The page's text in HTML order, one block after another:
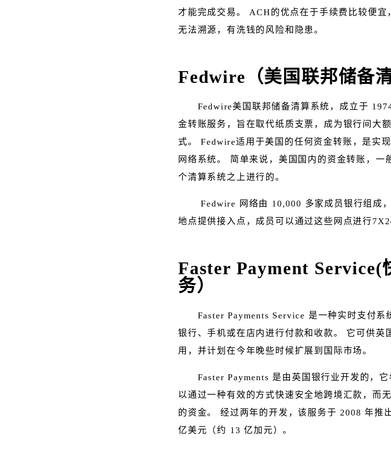
才能完成交易。 ACH的优点在于手续费比较便宜
无法溯源，有洗钱的风险和隐患。
Fedwire（美国联邦储备
Fedwire美国联邦储备清算系统，成立于
金转账服务，旨在取代纸质支票，成为银行间大
式。 Fedwire适用于美国的任何资金转账，是实
网络系统。 简单来说，美国国内的资金转账，一
个清算系统之上进行的。
Fedwire 网络由 10,000 多家成员银行组成
地点提供接入点，成员可以通过这些网点进行
Faster Payment Service(
务）
Faster Payments Service 是一种实时支付系
银行、手机或在店内进行付款和收款。 它可供英
用，并计划在今年晚些时候扩展到国际市场。
Faster Payments 是由英国银行业开发的，
以通过一种有效的方式快速安全地跨境汇款，而
的资金。 经过两年的开发，该服务于 2008 年推
亿美元（约 13 亿加元）。